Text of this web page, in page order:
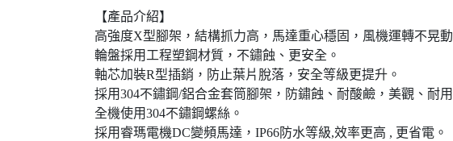
【產品介紹】
高強度X型腳架，結構抓力高，馬達重心穩固，風機運轉不晃動
輪盤採用工程塑鋼材質，不鏽蝕、更安全。
軸芯加裝R型插銷，防止葉片脫落，安全等級更提升。
採用304不鏽鋼/鋁合金套筒腳架，防鏽蝕、耐酸鹼，美觀、耐
全機使用304不鏽鋼螺絲。
採用睿瑪電機DC變頻馬達，IP66防水等級,效率更高 , 更省電。